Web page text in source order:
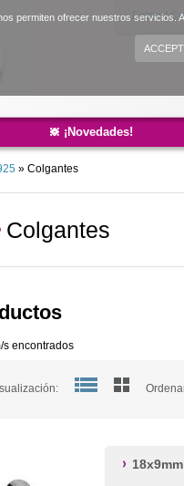
permiten ofrecer nuestros servicios.
ACCEPT
Entrar|
¡Novedades!
» Colgantes
Colgantes
s encontrados